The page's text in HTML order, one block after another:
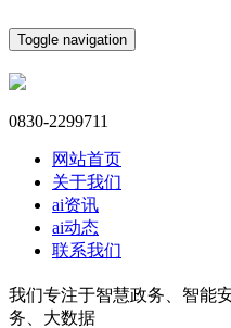
Toggle navigation
0830-2299711
网站首页
关于我们
ai资讯
ai动态
联系我们
我们专注于智慧政务、智能
务、大数据